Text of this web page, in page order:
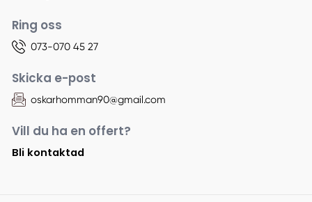
Ring oss
073-070 45 27
Skicka e-post
oskarhomman90@gmail.com
Vill du ha en offert?
Bli kontaktad